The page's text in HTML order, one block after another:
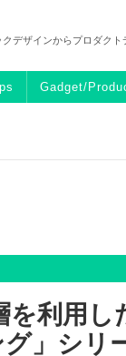
クデザインからプロダク
Gadget/
を利用し
」シリ